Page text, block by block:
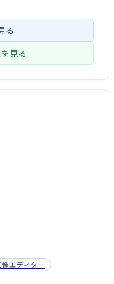
やすく視覚化し、効果
作成 …
る
見る
像エディター